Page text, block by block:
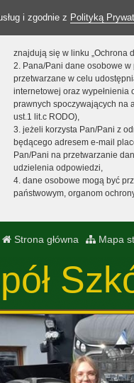
i zgodnie z Polityką
znajdują się w linku „Ochrona
2. Pana/Pani dane osobowe w
przetwarzane w celu
internetowej oraz wypełnienia
prawnych spoczywających na
ust.1 lit.c RODO),
3. jeżeli korzysta Pan/Pani z
będącego adresem e-mail
Pan/Pani na przetwarzanie
udzielenia odpowiedzi,
4. dane osobowe mogą być
państwowym, organom
Strona główna Mapa